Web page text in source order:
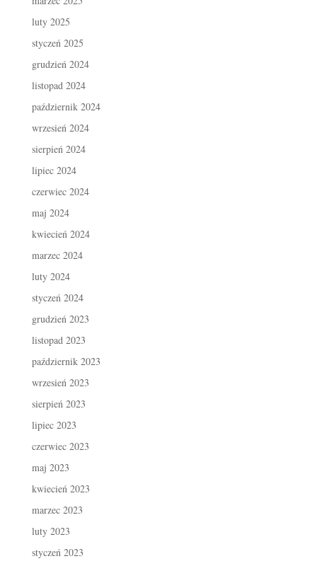
luty 2025
styczeń 2025
grudzień 2024
listopad 2024
październik 2024
wrzesień 2024
sierpień 2024
lipiec 2024
czerwiec 2024
maj 2024
kwiecień 2024
marzec 2024
luty 2024
styczeń 2024
grudzień 2023
listopad 2023
październik 2023
wrzesień 2023
sierpień 2023
lipiec 2023
czerwiec 2023
maj 2023
kwiecień 2023
marzec 2023
luty 2023
styczeń 2023